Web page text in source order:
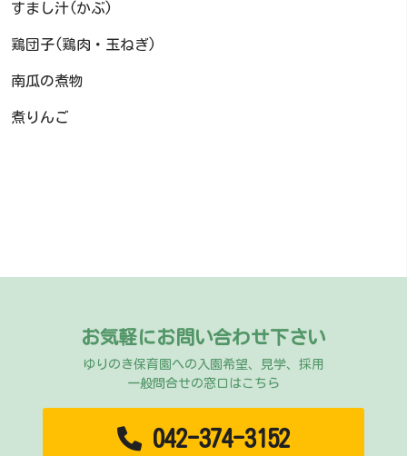
すまし汁(かぶ)
鶏団子(鶏肉・玉ねぎ)
南瓜の煮物
煮りんご
お気軽にお問い合わせ下さい
ゆりのき保育園への入園希望、見学、採用
一般問合せの窓口はこちら
042-374-3152